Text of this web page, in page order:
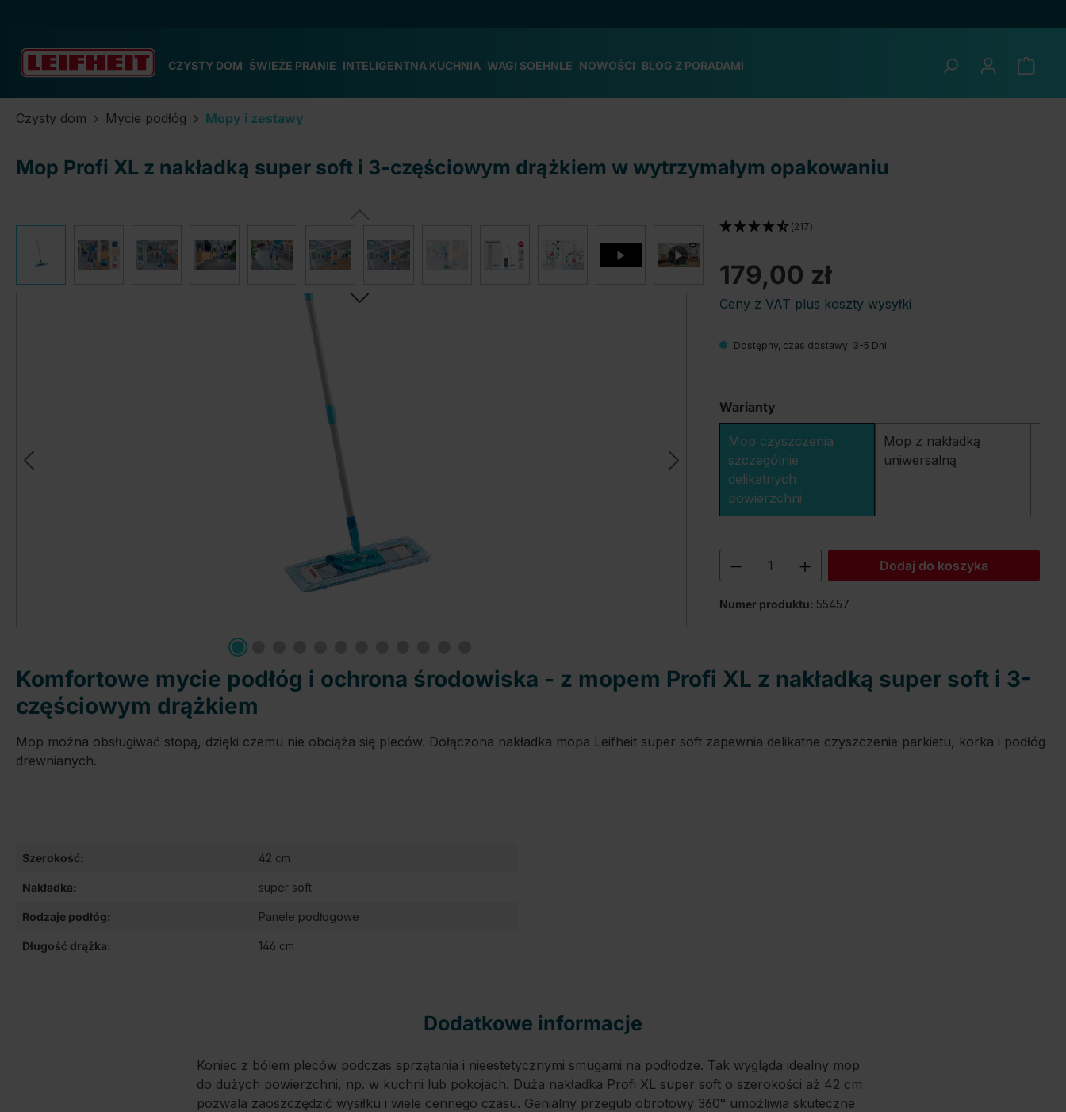
CZYSTY DOM ŚWIEŻE PRANIE INTELIGENTNA KUCHNIA WAGI SOEHNLE NOWOŚCI BLOG Z PORADAMI
Czysty dom Mycie podłóg Mopy i zestawy
Mop Profi XL z nakładką super soft i 3-częściowym drążkiem w wytrzymałym opakowaniu
179,00 zł
Ceny z VAT plus koszty wysyłki
(217)
Dostępny, czas dostawy: 3-5 Dni
Warianty
Mop czyszczenia
szczególnie
delikatnych
powierzchni
Mop z nakładką
uniwersalną
Ilość produktu: Wprowadź żądaną
Dodaj do koszyka
Numer produktu: 55457
Komfortowe mycie podłóg i ochrona środowiska - z mopem Profi XL z nakładką super soft i 3-
częściowym drążkiem
Mop można obsługiwać stopą, dzięki czemu nie obciąża się pleców. Dołączona nakładka mopa Leifheit super soft zapewnia delikatne czyszczenie parkietu, korka i podłóg
drewnianych.
Szerokość: 42 cm
Nakładka: super soft
Rodzaje podłóg: Panele podłogowe
Długość drążka: 146 cm
Dodatkowe informacje
Koniec z bólem pleców podczas sprzątania i nieestetycznymi smugami na podłodze. Tak wygląda idealny mop
do dużych powierzchni, np. w kuchni lub pokojach. Duża nakładka Profi XL super soft o szerokości aż 42 cm
pozwala zaoszczędzić wysiłku i wiele cennego czasu. Genialny przegub obrotowy 360° umożliwia skuteczne